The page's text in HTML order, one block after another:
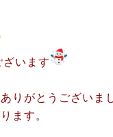
います
りがとうございま
ます。